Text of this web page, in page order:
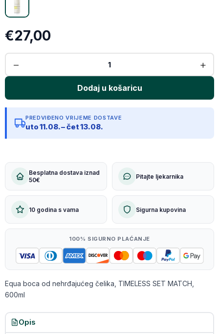
€27,00
PREDVIĐENO VRIJEME DOSTAVE
uto 11.08. – čet 13.08.
Besplatna dostava iznad
50€
Pitajte ljekarnika
10 godina s vama Sigurna kupovina
100% SIGURNO PLAĆANJE
Equa boca od nehrđajućeg čelika, TIMELESS SET MATCH,
600ml
Opis